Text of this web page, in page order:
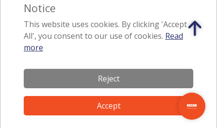
Download application
Notice
This website uses cookies. By clicking 'Accept
All', you consent to our use of cookies. Read
more
Reject
Accept